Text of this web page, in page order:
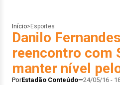
Início> Esportes
Danilo
reencontro com
manter nível
PorEstadão Conteúdo 24/05/16 -